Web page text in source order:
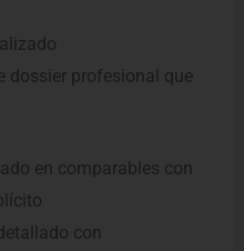
dossier profesional que
en comparables con
con